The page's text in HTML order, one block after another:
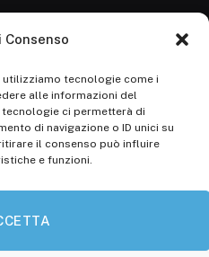
Consenso
tecnologie come i
alle informazioni del
ci permetterà di
di navigazione o ID unici su
il consenso può influire
e funzioni.